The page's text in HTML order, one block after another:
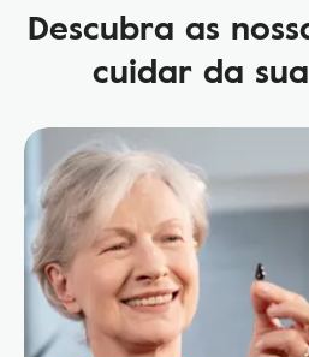
Descubra as
cuidar da